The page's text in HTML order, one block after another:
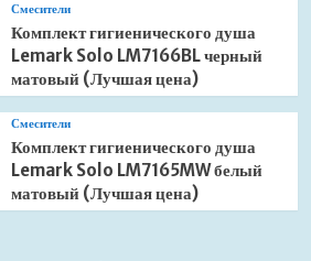
Смесители
Комплект гигиенического душа
Lemark Solo LM7166BL черный
матовый (Лучшая цена)
Смесители
Комплект гигиенического душа
Lemark Solo LM7165MW белый
матовый (Лучшая цена)